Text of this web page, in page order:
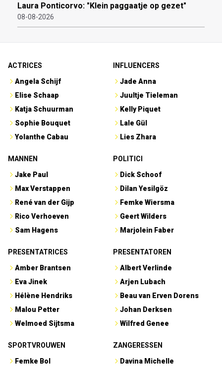
Laura Ponticorvo: "Klein paggaatje op gezet"
08-08-2026
ACTRICES
Angela Schijf
Elise Schaap
Katja Schuurman
Sophie Bouquet
Yolanthe Cabau
INFLUENCERS
Jade Anna
Juultje Tieleman
Kelly Piquet
Lale Gül
Lies Zhara
MANNEN
Jake Paul
Max Verstappen
René van der Gijp
Rico Verhoeven
Sam Hagens
POLITICI
Dick Schoof
Dilan Yesilgöz
Femke Wiersma
Geert Wilders
Marjolein Faber
PRESENTATRICES
Amber Brantsen
Eva Jinek
Hélène Hendriks
Malou Petter
Welmoed Sijtsma
PRESENTATOREN
Albert Verlinde
Arjen Lubach
Beau van Erven Dorens
Johan Derksen
Wilfred Genee
SPORTVROUWEN
Femke Bol
ZANGERESSEN
Davina Michelle